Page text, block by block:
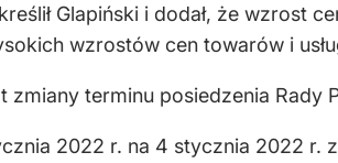
Glapiński i dodał, że wzrost
wzrostów cen towarów i
zmiany terminu posiedzenia Rady
2022 r. na 4 stycznia 2022